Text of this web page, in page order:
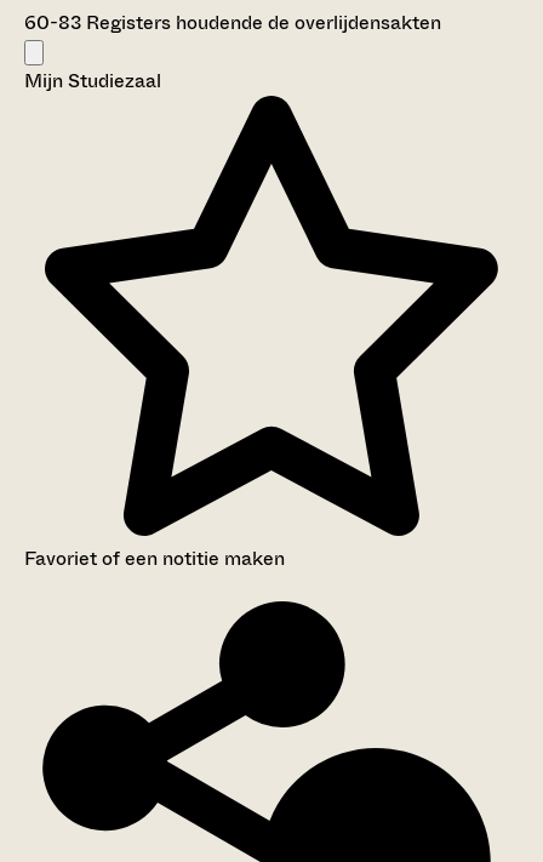
60-83 Registers houdende de overlijdensakten
Mijn Studiezaal
Favoriet of een notitie maken